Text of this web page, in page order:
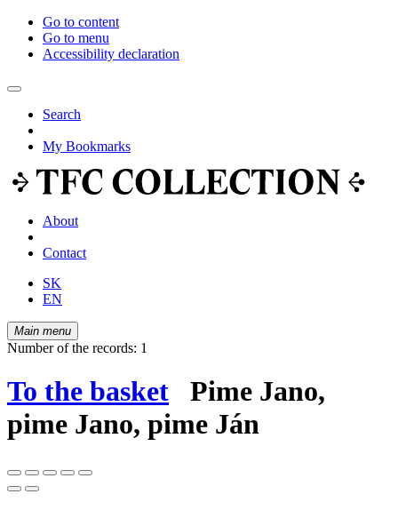
Go to content
Go to menu
Accessibility declaration
Search
My Bookmarks
About
Contact
SK
EN
Main menu
Number of the records: 1
To the basket Pime Jano,
pime Jano, pime Ján